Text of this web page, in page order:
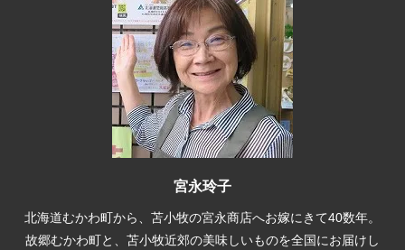
宮永玲子
北海道むかわ町から、苫小牧の宮永商店へお嫁にきて40数年。
故郷むかわ町と、苫小牧近郊の美味しいものを全国にお届けし